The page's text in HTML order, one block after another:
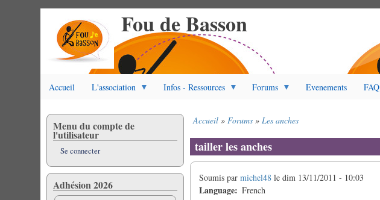
Fou de Basson
Accueil L'association Infos - Ressources Forums Evenements FAQ
d'Ariane
Accueil Forums Les anches
tailler les anches
Soumis parmichel48 ledim 13/11/2011 - 10:03
Language
French
Menu du compte de
l'utilisateur
Se connecter
Adhésion 2026